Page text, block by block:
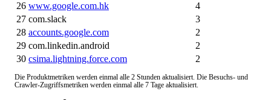
26 www.google.com.hk
4
27 com.slack
3
28 accounts.google.com
2
29 com.linkedin.android
2
30 csima.lightning.force.com 2
Die Produktmetriken werden einmal alle 2 Stunden aktualisiert. Die Besuchs- und
Crawler-Zugriffsmetriken werden einmal alle 7 Tage aktualisiert.